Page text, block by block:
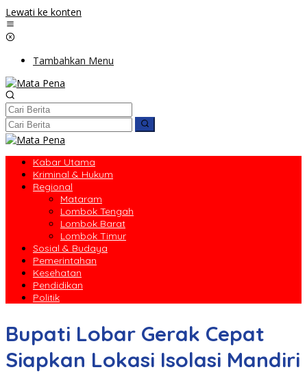
Lewati ke konten
Tambahkan Menu
Kabar Utama
Kriminal & Hukum
Regional
Mataram
Lombok Tengah
Lombok Barat
Lombok Timur
Sosial & Budaya
Pemerintahan
Kesehatan
Pendidikan
Politik
Bupati Lobar Gerak Cepat
Siapkan Lokasi Isolasi Mandiri